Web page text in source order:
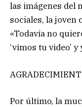
las imágenes del
sociales, la joven
«Todavía no
‘vimos tu video’
Por último, la